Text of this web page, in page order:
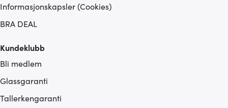
Informasjonskapsler (Cookies)
BRA DEAL
Kundeklubb
Bli medlem
Glassgaranti
Tallerkengaranti